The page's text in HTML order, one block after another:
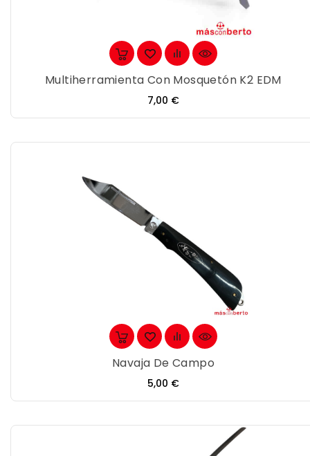
Multiherramienta Con Mosquetón K2 EDM
Precio
7,00 €
Navaja De Campo
Precio
5,00 €